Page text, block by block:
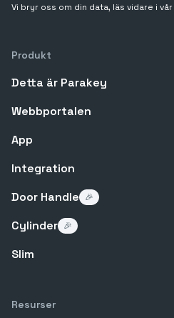
Vi bryr oss om din data, läs vidare i vår
Produkt
Detta är Parakey
Webbportalen
App
Integration
Door Handle
🎉
Cylinder 🎉
Slim
Resurser